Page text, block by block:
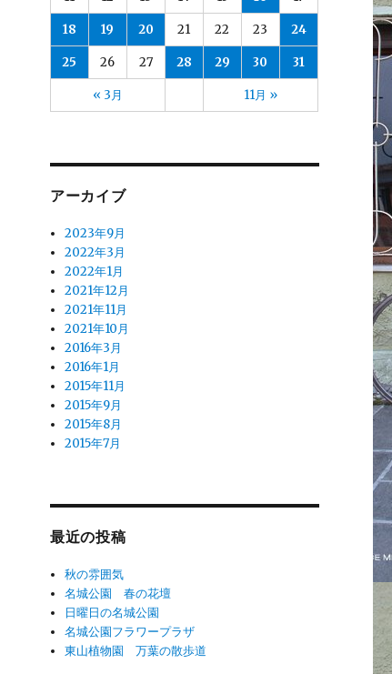
« 3月 11月 »
18 19 20 21 22 23 24
25 26 27 28 29 30 31
アーカイブ
2023年9月
2022年3月
2022年1月
2021年12月
2021年11月
2021年10月
2016年3月
2016年1月
2015年11月
2015年9月
2015年8月
2015年7月
最近の投稿
秋の雰囲気
名城公園 春の花壇
日曜日の名城公園
名城公園フラワープラザ
東山植物園 万葉の散歩道